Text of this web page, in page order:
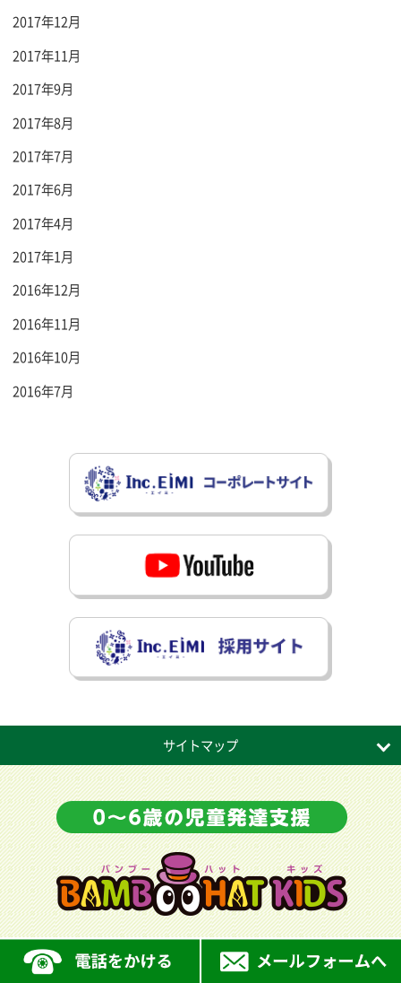
2017年12月
2017年11月
2017年9月
2017年8月
2017年7月
2017年6月
2017年4月
2017年1月
2016年12月
2016年11月
2016年10月
2016年7月
サイトマップ
深谷駅前教室 かごはら教室 深谷上野台教室